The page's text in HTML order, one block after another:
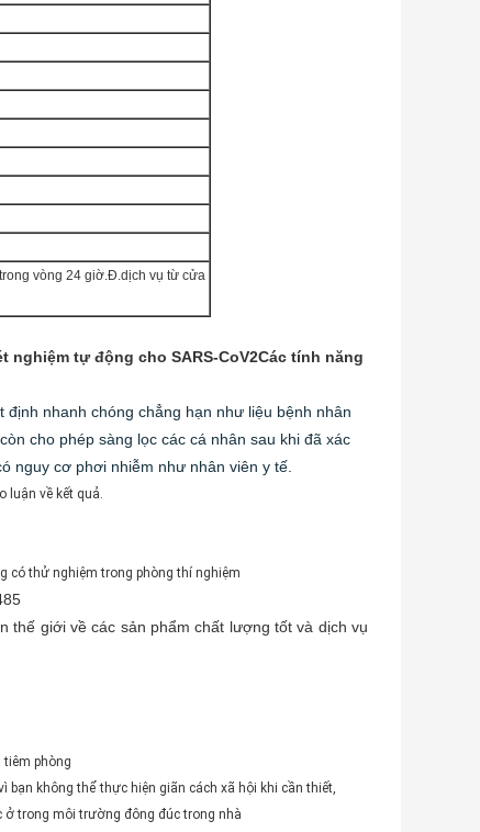
vòng 24 giờ.Đ.dịch vụ từ cửa
nghiệm tự động cho SARS-CoV2Các tính năng
nhanh chóng chẳng hạn như liệu bệnh nhân
cho phép sàng lọc các cá nhân sau khi đã xác
nguy cơ phơi nhiễm như nhân viên y tế.
luận về kết quả.
có thử nghiệm trong phòng thí nghiệm
thế giới về các sản phẩm chất lượng tốt và dịch vụ
tiêm phòng
bạn không thể thực hiện giãn cách xã hội khi cần thiết,
trong môi trường đông đúc trong nhà